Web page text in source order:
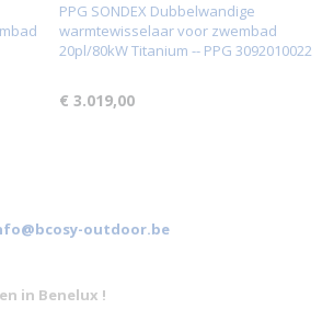
PPG SONDEX Dubbelwandige
warmtewisselaar voor zwembad
20pl/80kW Titanium -- PPG 3092010022
€ 3.019,00
outdoor.be
in Benelux !